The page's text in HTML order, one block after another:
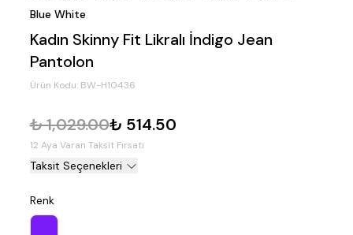
Blue White
Kadın Skinny Fit Likralı İndigo Jean
Pantolon
Ürün Kodu: BW-H10436
₺ 1,029.00₺ 514.50
12 Aya Varan Taksit Fırsatı
Taksit Seçenekleri
Renk